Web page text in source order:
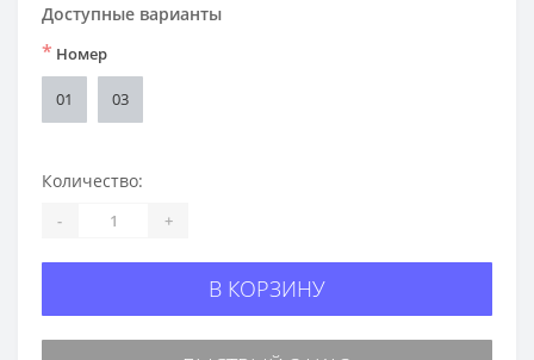
Доступные варианты
* Номер
01 03
Количество:
- +
В КОРЗИНУ